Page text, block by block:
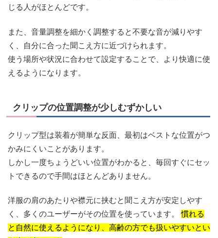
じる人がほとんどです。
また、音量調整を細かく調整すると不要な音が減りやす
く、自分に合った聞こえ方に近づけられます。
使う場所や状況に合わせて設定することで、より快適に使
えるようになります。
クリップの位置調整が少しむずかしい
クリップ型は装着が簡単な反面、最初はベストな位置がつ
かみにくいことがあります。
しかし一度ちょうどいい位置がわかると、毎回すぐにセッ
トできるので手間はほとんどありません。
洋服の肩のあたりや襟元に挟むと聞こえ方が安定しやす
く、多くのユーザーがその位置を使っています。慣れる
と自然に使えるようになり、高齢の方でも扱いやすいとい